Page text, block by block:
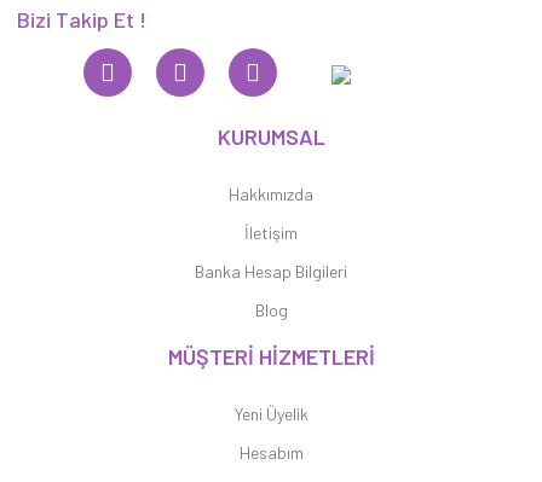
Bizi Takip Et !
KURUMSAL
Hakkımızda
İletişim
Banka Hesap Bilgileri
Blog
MÜŞTERİ HİZMETLERİ
Yeni Üyelik
Hesabım